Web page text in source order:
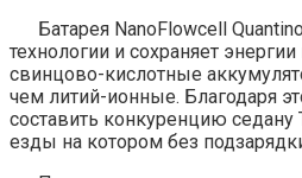
Батарея NanoFlowcell
технологии и сохраняет
свинцово-кислотные
чем литий-ионные. Благодаря
составить конкуренцию седану
езды на котором без